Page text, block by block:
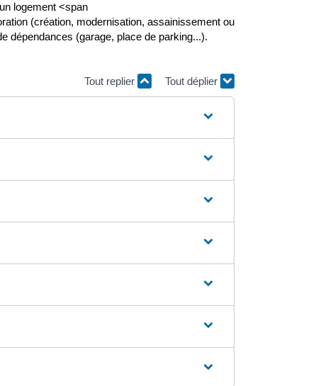
logement <span
(création, modernisation, assainissement ou
dépendances (garage, place de parking...).
Tout replier
Tout déplier